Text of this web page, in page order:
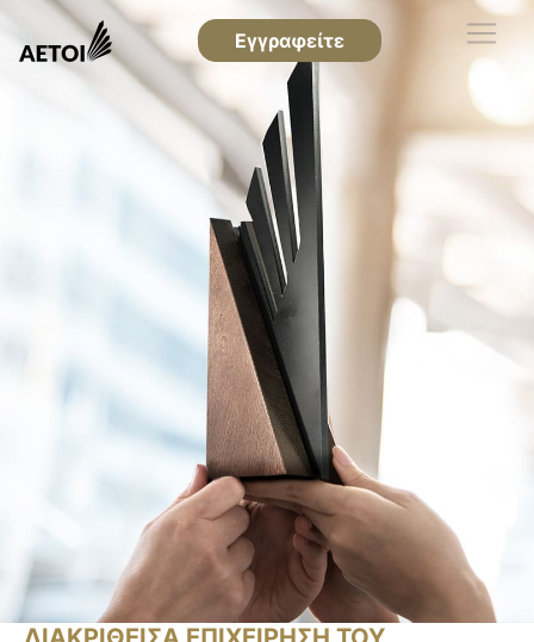
Εγγραφείτε